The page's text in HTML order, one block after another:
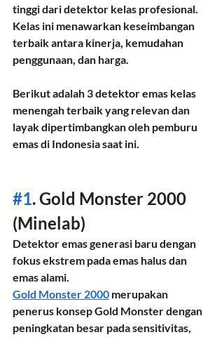
tinggi dari detektor kelas profesional.
Kelas ini menawarkan keseimbangan
terbaik antara kinerja, kemudahan
penggunaan, dan harga.
Berikut adalah 3 detektor emas kelas
menengah terbaik yang relevan dan
layak dipertimbangkan oleh pemburu
emas di Indonesia saat ini.
#1. Gold Monster 2000
(Minelab)
Detektor emas generasi baru dengan
fokus ekstrem pada emas halus dan
emas alami.
Gold Monster 2000 merupakan
penerus konsep Gold Monster dengan
peningkatan besar pada sensitivitas,